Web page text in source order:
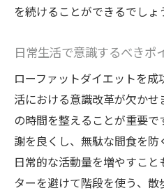
を続けることができるでしょ
日常生活で意識するべきポ
ローファットダイエットを
活における意識改革が欠か
の時間を整えることが重要
謝を良くし、無駄な間食を防
日常的な活動量を増やすこ
ターを避けて階段を使う、